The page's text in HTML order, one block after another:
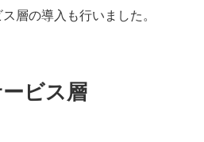
層の導入も行いました。
ビス層